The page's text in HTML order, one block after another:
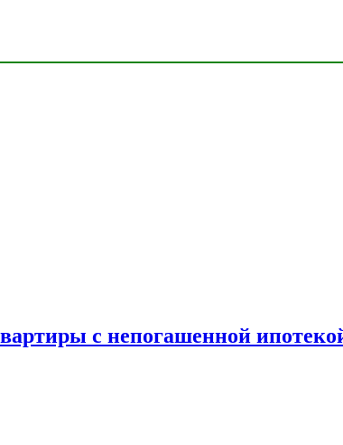
с непогашенной